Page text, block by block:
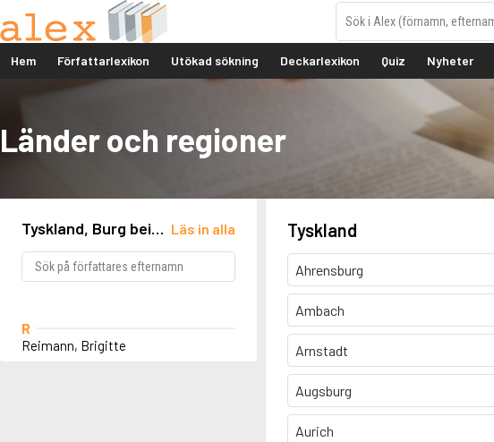
Hem Författarlexikon Utökad sökning Deckarlexikon Quiz Nyheter
Länder och regioner
Tyskland, Burg bei
Läs in alla
R
Reimann, Brigitte
Tyskland
Ahrensburg
Ambach
Arnstadt
Augsburg
Aurich